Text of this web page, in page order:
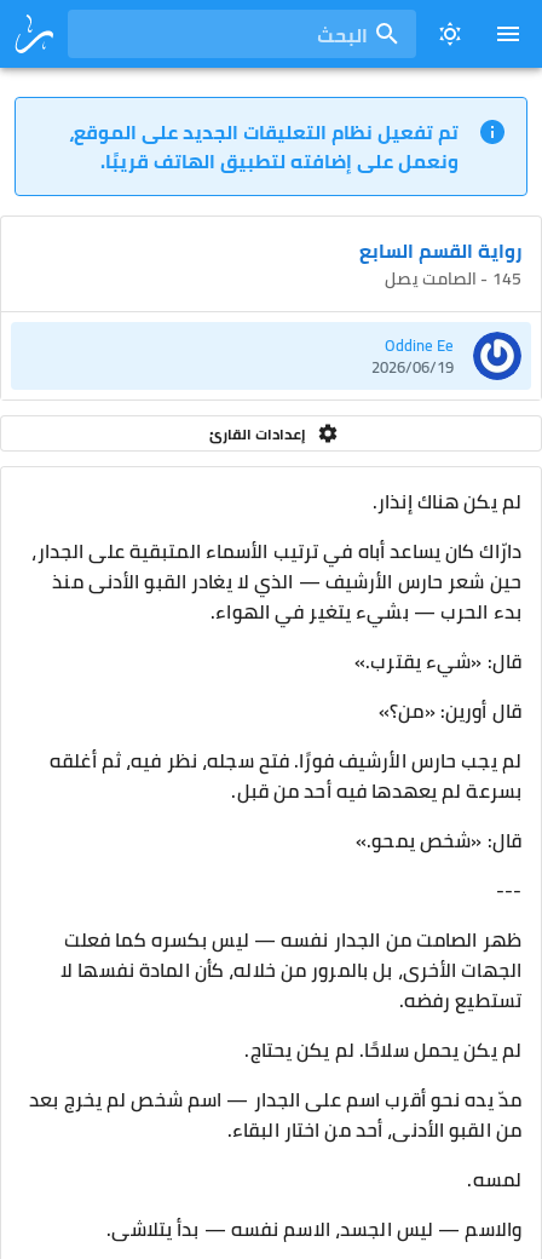
البحث
تم تفعيل نظام التعليقات الجديد على الموقع،
ونعمل على إضافته لتطبيق الهاتف قريبًا.
رواية القسم السابع
145 - الصامت يصل
Oddine Ee
2026/06/19
إعدادات القارئ
لم يكن هناك إنذار.
دارّاك كان يساعد أباه في ترتيب الأسماء المتبقية على الجدار،
حين شعر حارس الأرشيف — الذي لا يغادر القبو الأدنى منذ
بدء الحرب — بشيء يتغير في الهواء.
قال: «شيء يقترب.»
قال أورين: «من؟»
لم يجب حارس الأرشيف فورًا. فتح سجله، نظر فيه، ثم أغلقه
بسرعة لم يعهدها فيه أحد من قبل.
قال: «شخص يمحو.»
---
ظهر الصامت من الجدار نفسه — ليس بكسره كما فعلت
الجهات الأخرى، بل بالمرور من خلاله، كأن المادة نفسها لا
تستطيع رفضه.
لم يكن يحمل سلاحًا. لم يكن يحتاج.
مدّ يده نحو أقرب اسم على الجدار — اسم شخص لم يخرج بعد
من القبو الأدنى، أحد من اختار البقاء.
لمسه.
والاسم — ليس الجسد، الاسم نفسه — بدأ يتلاشى.